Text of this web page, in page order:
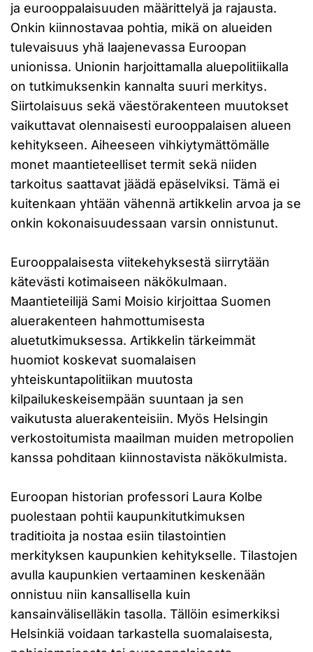
ja eurooppalaisuuden määrittelyä ja rajausta.
Onkin kiinnostavaa pohtia, mikä on alueiden
tulevaisuus yhä laajenevassa Euroopan
unionissa. Unionin harjoittamalla aluepolitiikalla
on tutkimuksenkin kannalta suuri merkitys.
Siirtolaisuus sekä väestörakenteen muutokset
vaikuttavat olennaisesti eurooppalaisen alueen
kehitykseen. Aiheeseen vihkiytymättömälle
monet maantieteelliset termit sekä niiden
tarkoitus saattavat jäädä epäselviksi. Tämä ei
kuitenkaan yhtään vähennä artikkelin arvoa ja se
onkin kokonaisuudessaan varsin onnistunut.
Eurooppalaisesta viitekehyksestä siirrytään
kätevästi kotimaiseen näkökulmaan.
Maantieteilijä Sami Moisio kirjoittaa Suomen
aluerakenteen hahmottumisesta
aluetutkimuksessa. Artikkelin tärkeimmät
huomiot koskevat suomalaisen
yhteiskuntapolitiikan muutosta
kilpailukeskeisempään suuntaan ja sen
vaikutusta aluerakenteisiin. Myös Helsingin
verkostoitumista maailman muiden metropolien
kanssa pohditaan kiinnostavista näkökulmista.
Euroopan historian professori Laura Kolbe
puolestaan pohtii kaupunkitutkimuksen
traditioita ja nostaa esiin tilastointien
merkityksen kaupunkien kehitykselle. Tilastojen
avulla kaupunkien vertaaminen keskenään
onnistuu niin kansallisella kuin
kansainväliselläkin tasolla. Tällöin esimerkiksi
Helsinkiä voidaan tarkastella suomalaisesta,